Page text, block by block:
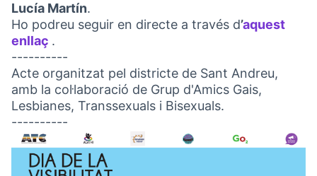
Lucía Martín.
Ho podreu seguir en directe a través d’aquest
enllaç .
----------
Acte organitzat pel districte de Sant Andreu,
amb la col·laboració de Grup d'Amics Gais,
Lesbianes, Transsexuals i Bisexuals.
----------